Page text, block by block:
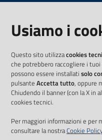
Usiamo i
Questo sito utilizzacookies
che potrebbero raccogliere i
possono essere installati solo
pulsante Accetta tutto, oppure
Chiudendo il banner (con la X in
cookies tecnici.
Per maggiori informazioni e per
consultare la nostraCookie